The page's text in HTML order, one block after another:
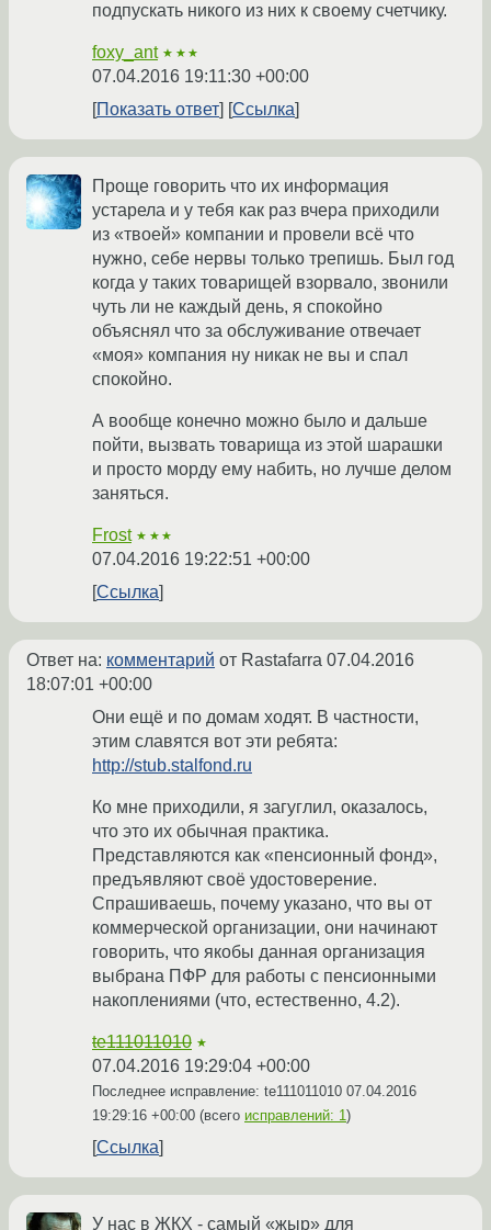
подпускать никого из них к своему счетчику.
foxy_ant ★★★
07.04.2016 19:11:30 +00:00
Показать ответ
Ссылка
Проще говорить что их информация
устарела и у тебя как раз вчера приходили
из «твоей» компании и провели всё что
нужно, себе нервы только трепишь. Был год
когда у таких товарищей взорвало, звонили
чуть ли не каждый день, я спокойно
объяснял что за обслуживание отвечает
«моя» компания ну никак не вы и спал
спокойно.
А вообще конечно можно было и дальше
пойти, вызвать товарища из этой шарашки
и просто морду ему набить, но лучше делом
заняться.
Frost ★★★
07.04.2016 19:22:51 +00:00
Ссылка
Ответ на: комментарий от Rastafarra 07.04.2016
18:07:01 +00:00
Они ещё и по домам ходят. В частности,
этим славятся вот эти ребята:
http://stub.stalfond.ru
Ко мне приходили, я загуглил, оказалось,
что это их обычная практика.
Представляются как «пенсионный фонд»,
предъявляют своё удостоверение.
Спрашиваешь, почему указано, что вы от
коммерческой организации, они начинают
говорить, что якобы данная организация
выбрана ПФР для работы с пенсионными
накоплениями (что, естественно, 4.2).
te111011010 ★
07.04.2016 19:29:04 +00:00
Последнее исправление: te111011010 07.04.2016
19:29:16 +00:00 (всего исправлений: 1)
Ссылка
У нас в ЖКХ - самый «жыр» для